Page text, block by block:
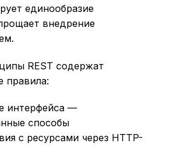
единообразие
внедрение
REST содержат
правила:
интерфейса —
способы
с ресурсами через HTTP-